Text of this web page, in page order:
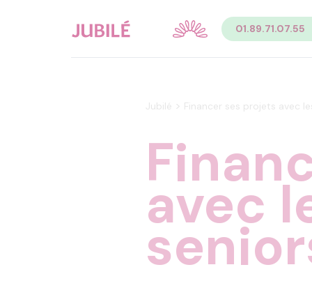
Sommaire du contenu de la page
Menu secondaire Pied de page
01.89.71.07.55
Jubilé Financer ses projets avec
avec